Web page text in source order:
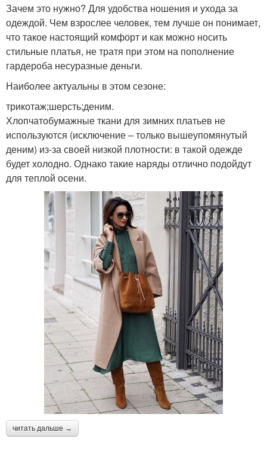
Зачем это нужно? Для удобства ношения и ухода за
одеждой. Чем взрослее человек, тем лучше он понимает,
что такое настоящий комфорт и как можно носить
стильные платья, не тратя при этом на пополнение
гардероба несуразные деньги.
Наиболее актуальны в этом сезоне:
трикотаж;шерсть;деним.
Хлопчатобумажные ткани для зимних платьев не
используются (исключение – только вышеупомянутый
деним) из-за своей низкой плотности: в такой одежде
будет холодно. Однако такие наряды отлично подойдут
для теплой осени.
читать дальше →